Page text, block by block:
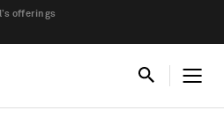
offerings